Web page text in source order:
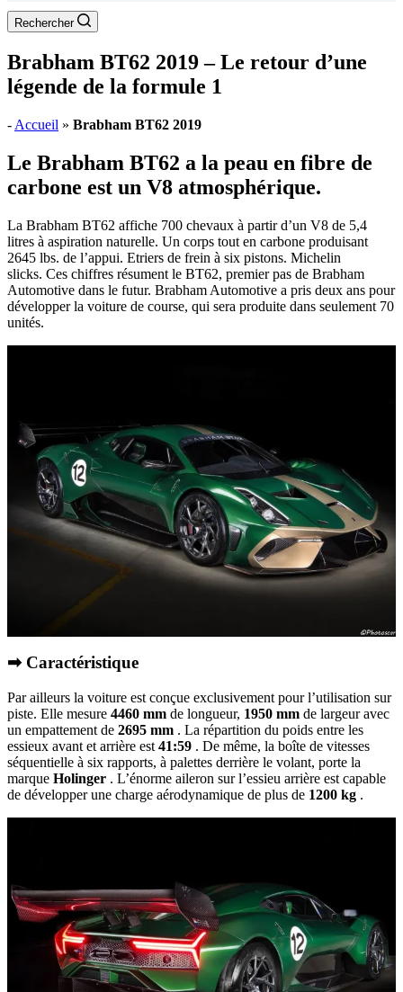
Rechercher
Brabham BT62 2019 – Le retour d’une
légende de la formule 1
- Accueil » Brabham BT62 2019
Le Brabham BT62 a la peau en fibre de
carbone est un V8 atmosphérique.
La Brabham BT62 affiche 700 chevaux à partir d’un V8 de 5,4
litres à aspiration naturelle. Un corps tout en carbone produisant
2645 lbs. de l’appui. Etriers de frein à six pistons. Michelin
slicks. Ces chiffres résument le BT62, premier pas de Brabham
Automotive dans le futur. Brabham Automotive a pris deux ans pour
développer la voiture de course, qui sera produite dans seulement 70
unités.
➡ Caractéristique
Par ailleurs la voiture est conçue exclusivement pour l’utilisation sur
piste. Elle mesure 4460 mm de longueur, 1950 mm de largeur avec
un empattement de 2695 mm . La répartition du poids entre les
essieux avant et arrière est 41:59 . De même, la boîte de vitesses
séquentielle à six rapports, à palettes derrière le volant, porte la
marque Holinger . L’énorme aileron sur l’essieu arrière est capable
de développer une charge aérodynamique de plus de 1200 kg .